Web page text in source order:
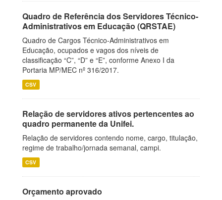
Quadro de Referência dos Servidores Técnico-
Administrativos em Educação (QRSTAE)
Quadro de Cargos Técnico-Administrativos em
Educação, ocupados e vagos dos níveis de
classificação “C”, “D” e “E”, conforme Anexo I da
Portaria MP/MEC nº 316/2017.
CSV
Relação de servidores ativos pertencentes ao
quadro permanente da Unifei.
Relação de servidores contendo nome, cargo, titulação,
regime de trabalho/jornada semanal, campi.
CSV
Orçamento aprovado